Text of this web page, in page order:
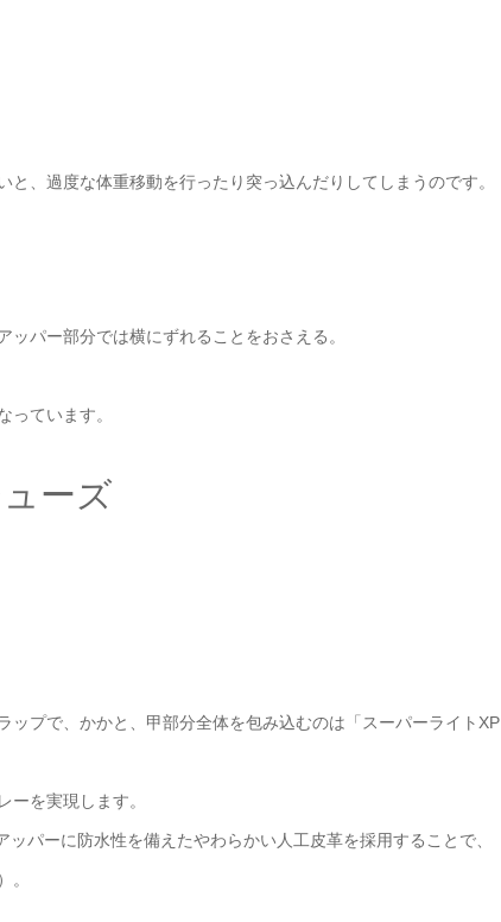
、過度な体重移動を行ったり突っ込んだりしてしまうのです。
パー部分では横にずれることをおさえる。
っています。
ーズ
プで、かかと、甲部分全体を包み込むのは「スーパーライトXP
ーを実現します。
パーに防水性を備えたやわらかい人工皮革を採用することで、
。